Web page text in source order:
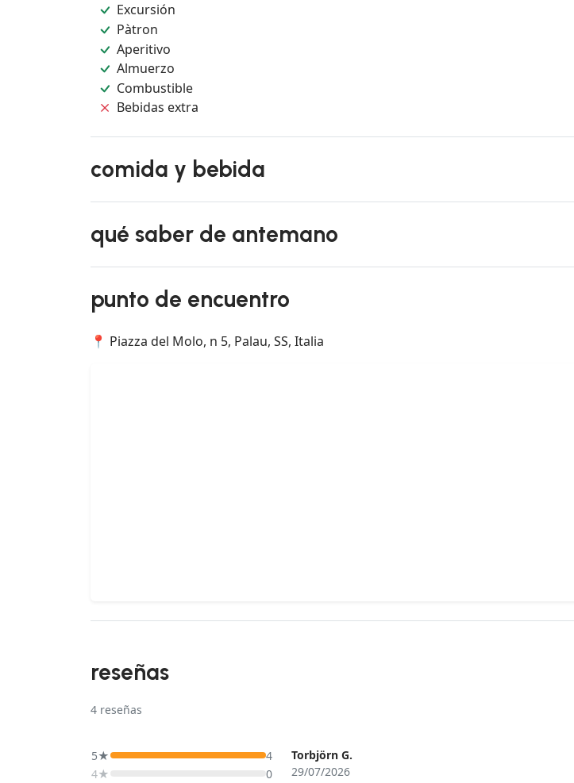
Excursión
Pàtron
Aperitivo
Almuerzo
Combustible
Bebidas extra
comida y bebida
qué saber de antemano
punto de encuentro
📍 Piazza del Molo, n 5, Palau, SS, Italia
reseñas
4 reseñas
5★
4
4★
0
Torbjörn G.
29/07/2026